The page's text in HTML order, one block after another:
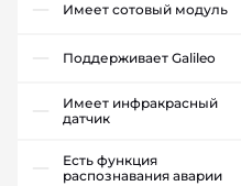
Имеет сотовый модуль
Поддерживает Galileo
Имеет инфракрасный
датчик
Есть функция
распознавания аварии